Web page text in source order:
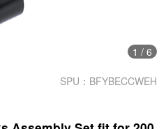
1 / 6
SPU：BFYBECCWEH